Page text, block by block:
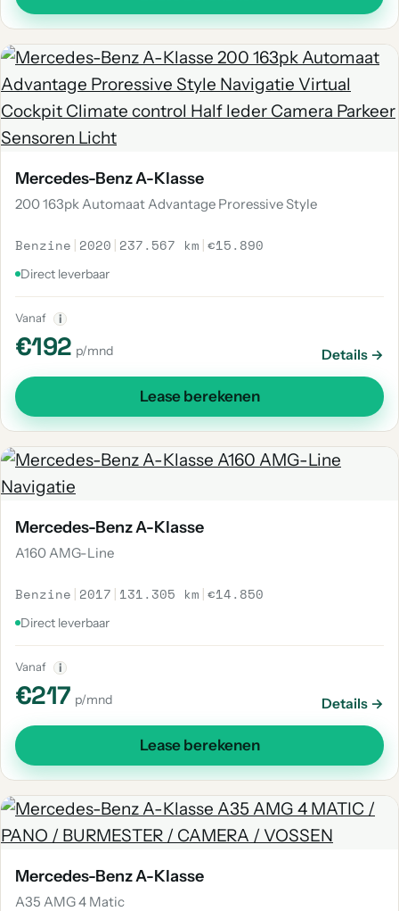
Mercedes-Benz A-Klasse
200 163pk Automaat Advantage Proressive Style
Benzine | 2020 | 237.567 km |€15.890
Direct leverbaar
Vanaf i
€192 p/mnd Details →
Lease berekenen
Mercedes-Benz A-Klasse
A160 AMG-Line
Benzine | 2017 | 131.305 km |€14.850
Direct leverbaar
Vanaf i
€217 p/mnd Details →
Lease berekenen
Mercedes-Benz A-Klasse
A35 AMG 4 Matic